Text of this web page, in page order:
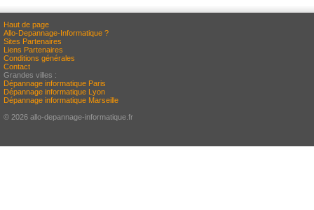
Haut de page
Allo-Depannage-Informatique ?
Sites Partenaires
Liens Partenaires
Conditions générales
Contact
Grandes villes :
Dépannage informatique Paris
Dépannage informatique Lyon
Dépannage informatique Marseille
© 2026 allo-depannage-informatique.fr